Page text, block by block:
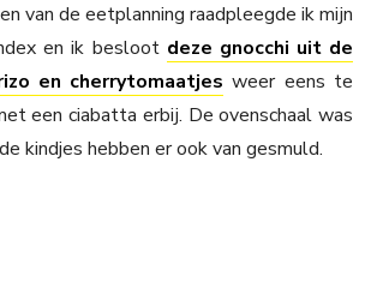
van de eetplanning raadpleegde ik mijn
en ik besloot deze gnocchi uit de
en cherrytomaatjes weer eens te
een ciabatta erbij. De ovenschaal was
kindjes hebben er ook van gesmuld.